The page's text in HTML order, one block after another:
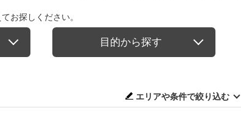
お探しください。
目的から探す
エリアや条件で絞り込む